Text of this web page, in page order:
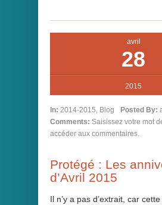
avril
28
2015
In: 2014-2015, Blog Posted By:
Comments: Saisissez votre mot
accéder aux commentaires.
Protégé : Les
d’Avril 2015
Il n’y a pas d’extrait, car